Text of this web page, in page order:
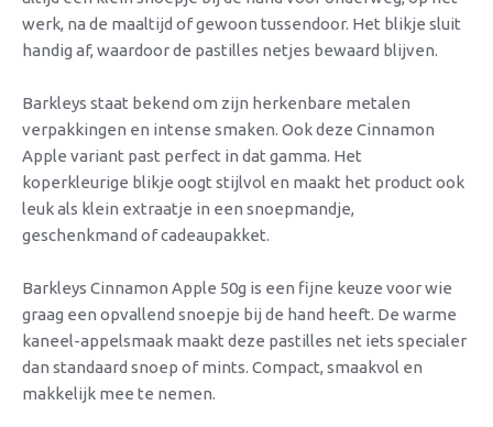
werk, na de maaltijd of gewoon tussendoor. Het blikje sluit
handig af, waardoor de pastilles netjes bewaard blijven.
Barkleys staat bekend om zijn herkenbare metalen
verpakkingen en intense smaken. Ook deze Cinnamon
Apple variant past perfect in dat gamma. Het
koperkleurige blikje oogt stijlvol en maakt het product ook
leuk als klein extraatje in een snoepmandje,
geschenkmand of cadeaupakket.
Barkleys Cinnamon Apple 50g is een fijne keuze voor wie
graag een opvallend snoepje bij de hand heeft. De warme
kaneel-appelsmaak maakt deze pastilles net iets specialer
dan standaard snoep of mints. Compact, smaakvol en
makkelijk mee te nemen.